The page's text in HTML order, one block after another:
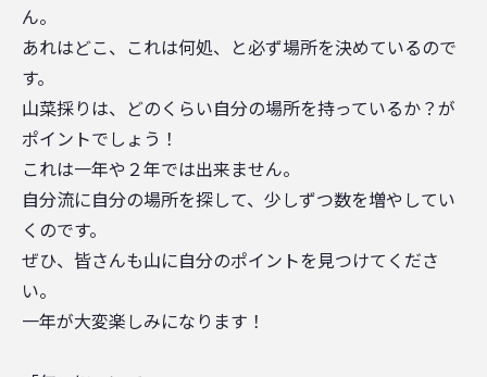
ん。
あれはどこ、これは何処、と必ず場所を決めているので
す。
山菜採りは、どのくらい自分の場所を持っているか？が
ポイントでしょう！
これは一年や２年では出来ません。
自分流に自分の場所を探して、少しずつ数を増やしてい
くのです。
ぜひ、皆さんも山に自分のポイントを見つけてくださ
い。
一年が大変楽しみになります！